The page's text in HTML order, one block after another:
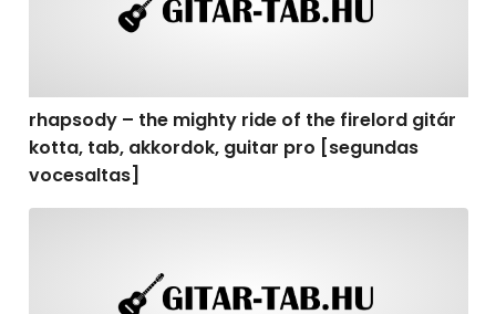
rhapsody – the mighty ride of the firelord gitár
kotta, tab, akkordok, guitar pro [segundas
vocesaltas]